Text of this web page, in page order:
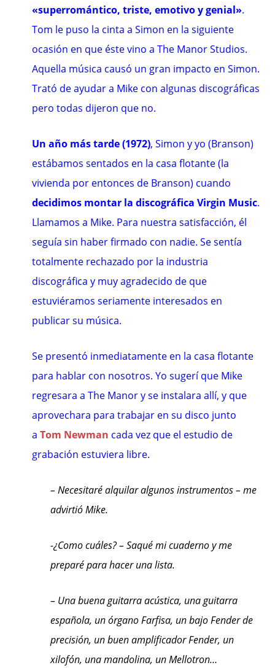
«superromántico, triste, emotivo y genial».
Tom le puso la cinta a Simon en la siguiente
ocasión en que éste vino a The Manor Studios.
Aquella música causó un gran impacto en Simon.
Trató de ayudar a Mike con algunas discográficas
pero todas dijeron que no.
Un año más tarde (1972), Simon y yo (Branson)
estábamos sentados en la casa flotante (la
vivienda por entonces de Branson) cuando
decidimos montar la discográfica Virgin Music.
Llamamos a Mike. Para nuestra satisfacción, él
seguía sin haber firmado con nadie. Se sentía
totalmente rechazado por la industria
discográfica y muy agradecido de que
estuviéramos seriamente interesados en
publicar su música.
Se presentó inmediatamente en la casa flotante
para hablar con nosotros. Yo sugerí que Mike
regresara a The Manor y se instalara allí, y que
aprovechara para trabajar en su disco junto
aTom Newman cada vez que el estudio de
grabación estuviera libre.
– Necesitaré alquilar algunos instrumentos – me
advirtió Mike.
-¿Como cuáles? – Saqué mi cuaderno y me
preparé para hacer una lista.
– Una buena guitarra acústica, una guitarra
española, un órgano Farfisa, un bajo Fender de
precisión, un buen amplificador Fender, un
xilofón, una mandolina, un Mellotron…